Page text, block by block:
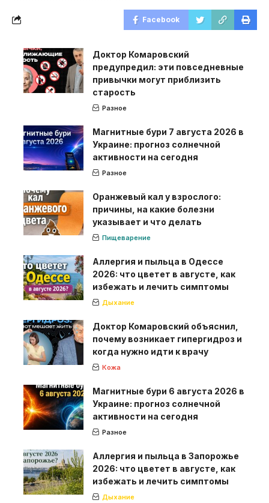
Facebook
Доктор Комаровский
предупредил: эти повседневные
привычки могут приблизить
старость
Разное
Магнитные бури 7 августа 2026 в
Украине: прогноз солнечной
активности на сегодня
Разное
Оранжевый кал у взрослого:
причины, на какие болезни
указывает и что делать
Пищеварение
Аллергия и пыльца в Одессе
2026: что цветет в августе, как
избежать и лечить симптомы
Дыхание
Доктор Комаровский объяснил,
почему возникает гипергидроз и
когда нужно идти к врачу
Кожа
Магнитные бури 6 августа 2026 в
Украине: прогноз солнечной
активности на сегодня
Разное
Аллергия и пыльца в Запорожье
2026: что цветет в августе, как
избежать и лечить симптомы
Дыхание